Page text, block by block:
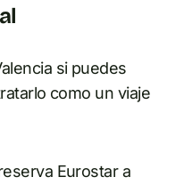
si puedes
como un viaje
Eurostar a